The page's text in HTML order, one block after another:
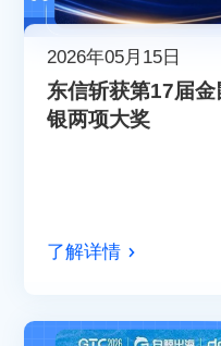
2026年05月15日
东信斩获第17届
银两项大奖
了解详情